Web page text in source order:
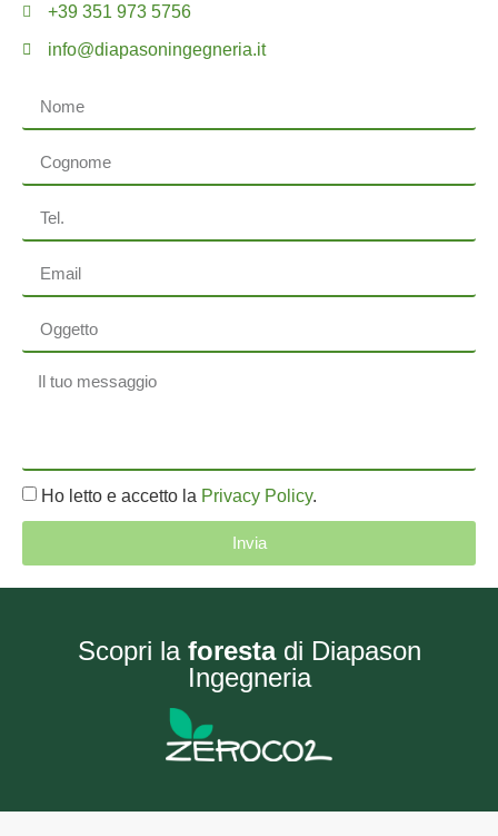
+39 351 973 5756
info@diapasoningegneria.it
Ho letto e accetto la Privacy Policy.
Invia
Scopri la forestadi Diapason
Ingegneria